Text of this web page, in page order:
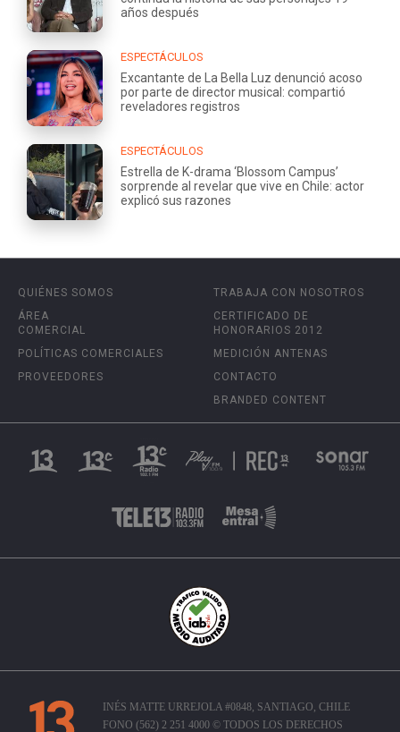
años después
ESPECTÁCULOS
Excantante de La Bella Luz denunció acoso
por parte de director musical: compartió
reveladores registros
ESPECTÁCULOS
Estrella de K-drama ‘Blossom Campus’
sorprende al revelar que vive en Chile: actor
explicó sus razones
QUIÉNES SOMOS
ÁREA
COMERCIAL
POLÍTICAS COMERCIALES
PROVEEDORES
TRABAJA CON NOSOTROS
CERTIFICADO DE
HONORARIOS 2012
MEDICIÓN ANTENAS
CONTACTO
BRANDED CONTENT
INÉS MATTE URREJOLA #0848, SANTIAGO, CHILE
FONO (562) 2 251 4000 © TODOS LOS DERECHOS